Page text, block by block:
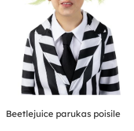
Beetlejuice parukas poisile